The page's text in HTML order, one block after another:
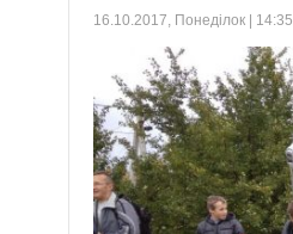
16.10.2017, Понеділок | 14:35